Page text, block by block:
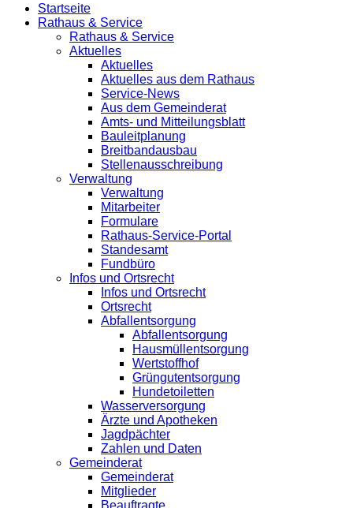
Startseite
Rathaus & Service
Rathaus & Service
Aktuelles
Aktuelles
Aktuelles aus dem Rathaus
Service-News
Aus dem Gemeinderat
Amts- und Mitteilungsblatt
Bauleitplanung
Breitbandausbau
Stellenausschreibung
Verwaltung
Verwaltung
Mitarbeiter
Formulare
Rathaus-Service-Portal
Standesamt
Fundbüro
Infos und Ortsrecht
Infos und Ortsrecht
Ortsrecht
Abfallentsorgung
Abfallentsorgung
Hausmüllentsorgung
Wertstoffhof
Grüngutentsorgung
Hundetoiletten
Wasserversorgung
Ärzte und Apotheken
Jagdpächter
Zahlen und Daten
Gemeinderat
Gemeinderat
Mitglieder
Beauftragte